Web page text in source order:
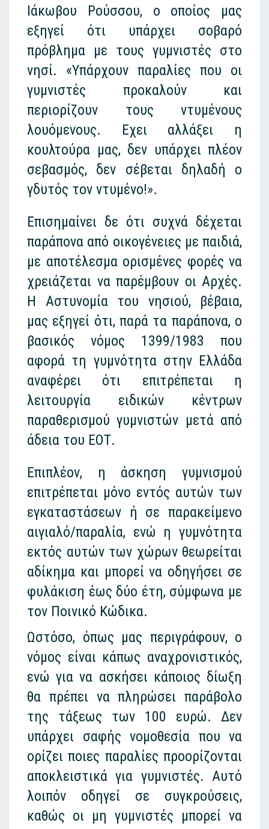
Ιάκωβου Ρούσσου, ο οποίος μας
εξηγεί ότι υπάρχει σοβαρό
πρόβλημα με τους γυμνιστές στο
νησί. «Υπάρχουν παραλίες που οι
γυμνιστές προκαλούν και
περιορίζουν τους ντυμένους
λουόμενους. Εχει αλλάξει η
κουλτούρα μας, δεν υπάρχει πλέον
σεβασμός, δεν σέβεται δηλαδή ο
γδυτός τον ντυμένο!».
Επισημαίνει δε ότι συχνά δέχεται
παράπονα από οικογένειες με παιδιά,
με αποτέλεσμα ορισμένες φορές να
χρειάζεται να παρέμβουν οι Αρχές.
Η Αστυνομία του νησιού, βέβαια,
μας εξηγεί ότι, παρά τα παράπονα, ο
βασικός νόμος 1399/1983 που
αφορά τη γυμνότητα στην Ελλάδα
αναφέρει ότι επιτρέπεται η
λειτουργία ειδικών κέντρων
παραθερισμού γυμνιστών μετά από
άδεια του ΕΟΤ.
Επιπλέον, η άσκηση γυμνισμού
επιτρέπεται μόνο εντός αυτών των
εγκαταστάσεων ή σε παρακείμενο
αιγιαλό/παραλία, ενώ η γυμνότητα
εκτός αυτών των χώρων θεωρείται
αδίκημα και μπορεί να οδηγήσει σε
φυλάκιση έως δύο έτη, σύμφωνα με
τον Ποινικό Κώδικα.
Ωστόσο, όπως μας περιγράφουν, ο
νόμος είναι κάπως αναχρονιστικός,
ενώ για να ασκήσει κάποιος δίωξη
θα πρέπει να πληρώσει παράβολο
της τάξεως των 100 ευρώ. Δεν
υπάρχει σαφής νομοθεσία που να
ορίζει ποιες παραλίες προορίζονται
αποκλειστικά για γυμνιστές. Αυτό
λοιπόν οδηγεί σε συγκρούσεις,
καθώς οι μη γυμνιστές μπορεί να